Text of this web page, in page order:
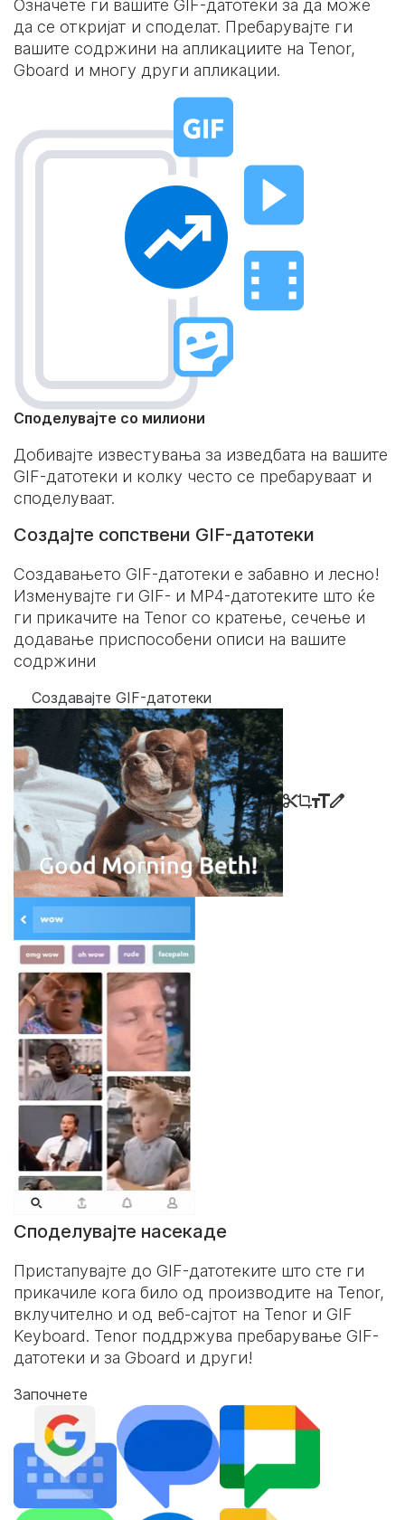
Означете ги вашите GIF-датотеки за да може
да се откријат и споделат. Пребарувајте ги
вашите содржини на апликациите на Tenor,
Gboard и многу други апликации.
Споделувајте со милиони
Добивајте известувања за изведбата на вашите
GIF-датотеки и колку често се пребаруваат и
споделуваат.
Создајте сопствени GIF-датотеки
Создавањето GIF-датотеки е забавно и лесно!
Изменувајте ги GIF- и MP4-датотеките што ќе
ги прикачите на Tenor со кратење, сечење и
додавање приспособени описи на вашите
содржини
Создавајте GIF-датотеки
Споделувајте насекаде
Пристапувајте до GIF-датотеките што сте ги
прикачиле кога било од производите на Tenor,
вклучително и од веб-сајтот на Tenor и GIF
Keyboard. Tenor поддржува пребарување GIF-
датотеки и за Gboard и други!
Започнете